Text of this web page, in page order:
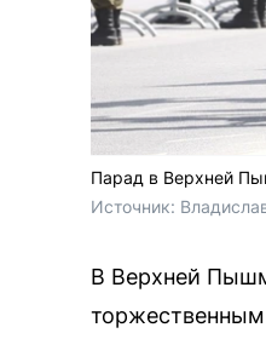
Парад в Верхней
Источник:
В Верхней